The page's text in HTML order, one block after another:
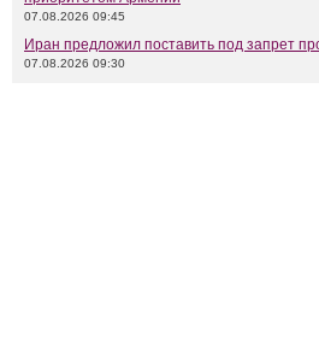
07.08.2026 09:45
Иран предложил поставить под запрет
07.08.2026 09:30